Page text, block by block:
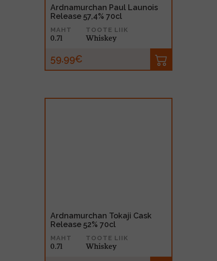
Ardnamurchan Paul Launois
Release 57,4% 70cl
MAHT
0.7l
TOOTE LIIK
Whiskey
59.99€
Ardnamurchan Tokaji Cask
Release 52% 70cl
MAHT
0.7l
TOOTE LIIK
Whiskey